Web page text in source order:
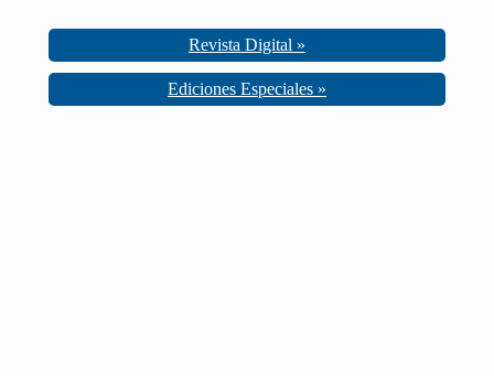
Revista Digital »
Ediciones Especiales »